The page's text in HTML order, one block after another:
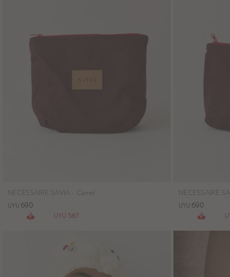
NECESSAIRE SAVIA - Camel
UYU 690
UYU 587
NECESSAIRE
UYU 690